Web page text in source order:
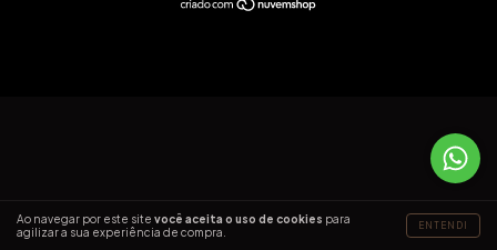
Ao navegar por este site você aceita o uso de cookies para
agilizar a sua experiência de compra.
ENTENDI